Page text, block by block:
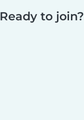
Ready to join?